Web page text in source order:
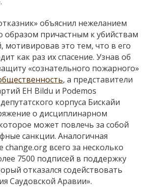
объяснил нежеланием
образом причастным к убийствам
мотивировав это тем, что в его
как раз их спасение. Узнав об
«сознательного пожарного»
, а представители
EH Bildu и Podemos
корпуса Бискайи
о дисциплинарном
может повлечь за собой
санкции. Аналогичная
change.org всего за несколько
7500 подписей в поддержку
отказался содействовать
Саудовской Аравии».